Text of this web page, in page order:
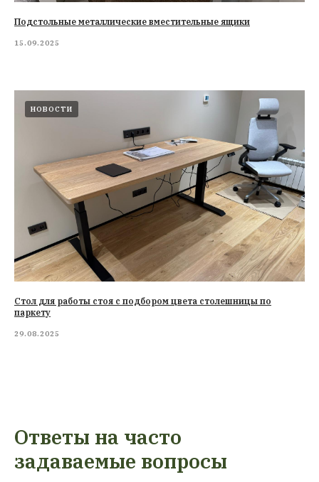
Подстольные металлические вместительные ящики
15.09.2025
НОВОСТИ
Стол для работы стоя с подбором цвета столешницы по
паркету
29.08.2025
Ответы на часто
задаваемые вопросы